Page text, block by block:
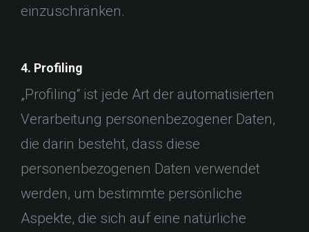
einzuschränken.
4. Profiling
„Profiling“ ist jede Art der automatisierten
Verarbeitung personenbezogener Daten,
die darin besteht, dass diese
personenbezogenen Daten verwendet
werden, um bestimmte persönliche
Aspekte, die sich auf eine natürliche